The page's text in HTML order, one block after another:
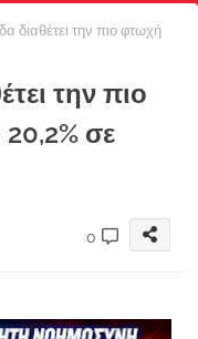
διαθέτει την πιο φτωχή
την πιο
σε
0